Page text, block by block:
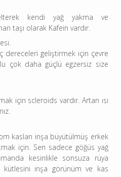
kendi yağ yakma ve
taşı olarak Kafein vardır.
dereceleri geliştirmek için çevre
çok daha güçlü egzersiz size
için scleroids vardır. Artan ısı
kasları inşa büyütülmüş erkek
için. Sen sadece göğüs yağ
kesinlikle sonsuza rüya
kütlesini inşa görünüm ve kas